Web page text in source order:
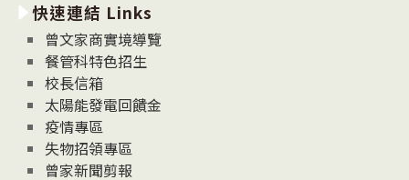
消
息
News
快速連結 Links
曾文家商實境導覽
餐管科特色招生
校長信箱
太陽能發電回饋金
疫情專區
失物招領專區
曾家新聞剪報